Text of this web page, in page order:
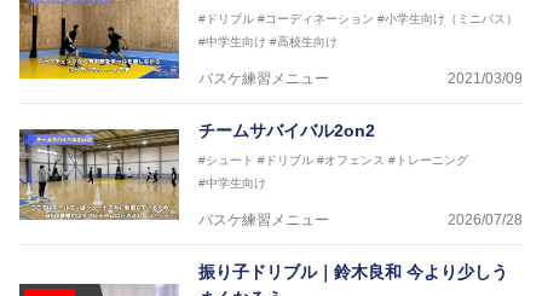
#ドリブル #コーディネーション #小学生向け（ミニバス）
#中学生向け #高校生向け
バスケ練習メニュー 2021/03/09
チームサバイバル2on2
#シュート #ドリブル #オフェンス #トレーニング
#中学生向け
バスケ練習メニュー 2026/07/28
振り子ドリブル｜鈴木良和 今より少しう